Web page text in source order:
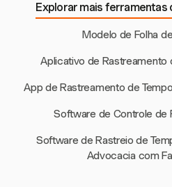
Explorar mais
Modelo de Folha
Aplicativo de Rastreamento
App de Rastreamento de
Software de Controle de
Software de Rastreio de
Advocacia com